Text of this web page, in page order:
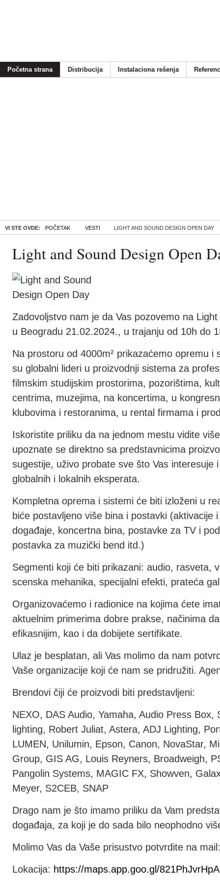
Početna strana Distribucija Instalaciona rešenja
VI STE OVDE: POČETAK VESTI LIGHT AND SOUND DESIGN OPEN DAY
Light and Sound Design Open
Zadovoljstvo nam je da Vas pozovemo na
u Beogradu 21.02.2024., u trajanju od 10h do
Na prostoru od 4000m² prikazaćemo opremu i
su globalni lideri u proizvodnji sistema za
filmskim studijskim prostorima, pozorištima,
centrima, muzejima, na koncertima, u
klubovima i restoranima, u rental firmama i
Iskoristite priliku da na jednom mestu vidite
upoznate se direktno sa predstavnicima
sugestije, uživo probate sve što Vas interesuje
globalnih i lokalnih eksperata.
Kompletna oprema i sistemi će biti izloženi u
biće postavljeno više bina i postavki (aktivacije
događaje, koncertna bina, postavke za TV i
postavka za muzički bend itd.)
Segmenti koji će biti prikazani: audio, rasveta,
scenska mehanika, specijalni efekti, prateća
Organizovaćemo i radionice na kojima ćete
aktuelnim primerima dobre prakse, načinima
efikasnijim, kao i da dobijete sertifikate.
Ulaz je besplatan, ali Vas molimo da nam
Vaše organizacije koji će nam se pridružiti.
Brendovi čiji će proizvodi biti predstavljeni:
NEXO, DAS Audio, Yamaha, Audio Press Box,
lighting, Robert Juliat, Astera, ADJ Lighting,
LUMEN, Unilumin, Epson, Canon, NovaStar,
Group, GIS AG, Louis Reyners, Broadweigh,
Pangolin Systems, MAGIC FX, Showven,
Meyer, S2CEB, SNAP
Drago nam je što imamo priliku da Vam
događaja, za koji je do sada bilo neophodno
Molimo Vas da Vaše prisustvo potvrdite na
Lokacija: https://maps.app.goo.gl/